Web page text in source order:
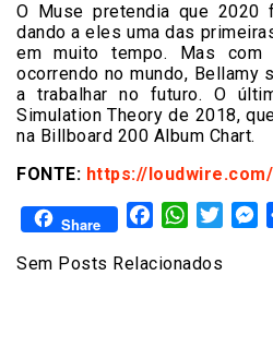
O Muse pretendia que 2020
dando a eles uma das
em muito tempo. Mas
ocorrendo no mundo, Bellamy
a trabalhar no futuro. O
Simulation Theory de 2018,
na Billboard 200 Album Chart.
FONTE: https://loudwire.com/
Share FacebookWhatsApp
Sem Posts Relacionados